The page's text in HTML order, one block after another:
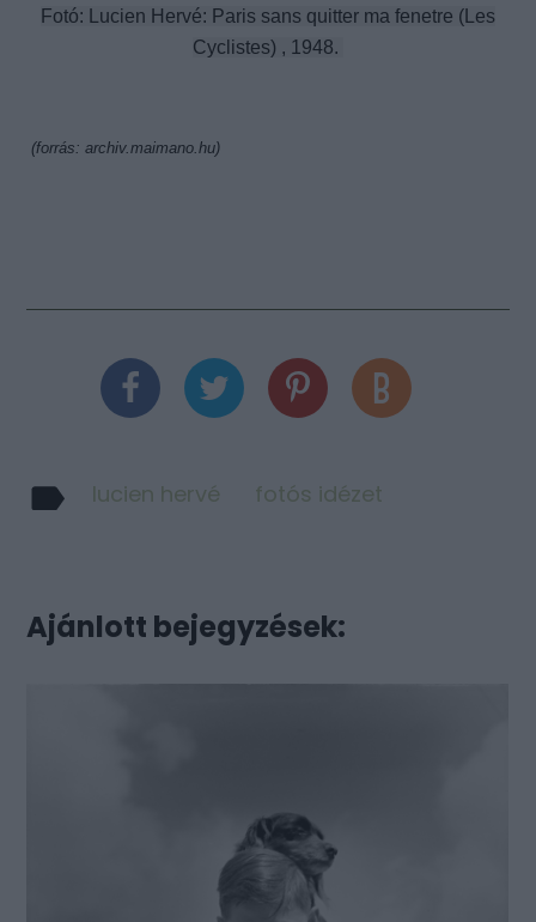
Fotó: Lucien Hervé: Paris sans quitter ma fenetre (Les
Cyclistes) , 1948.
(forrás: archiv.maimano.hu)
lucien hervé fotós idézet
Ajánlott bejegyzések: